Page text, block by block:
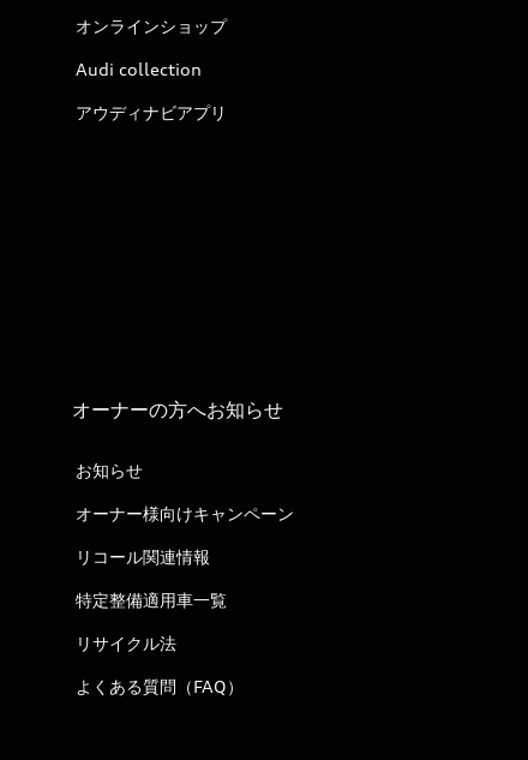
オンラインショップ
Audi collection
アウディナビアプリ
オーナーの方へお知らせ
お知らせ
オーナー様向けキャンペーン
リコール関連情報
特定整備適用車一覧
リサイクル法
よくある質問（FAQ）